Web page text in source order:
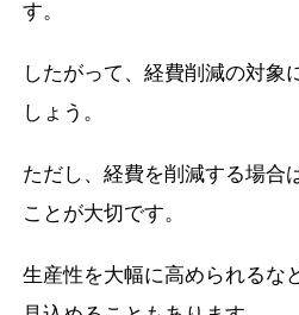
す。
したがって、経費削減の対象
しょう。
ただし、経費を削減する場合
ことが大切です。
生産性を大幅に高められるな